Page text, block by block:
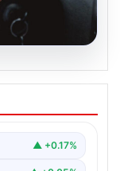
mi,
emekli
▲ +0.17%